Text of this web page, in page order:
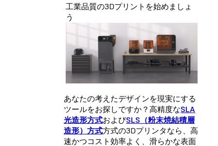
工業品質の3Dプリントを始めましょ
う
あなたの考えたデザインを現実にする
ツールをお探しですか？高精度なSLA
光造形方式およびSLS（粉末焼結積層
造形）方式方式の3Dプリンタなら、高
速かつコスト効率よく、滑らかな表面